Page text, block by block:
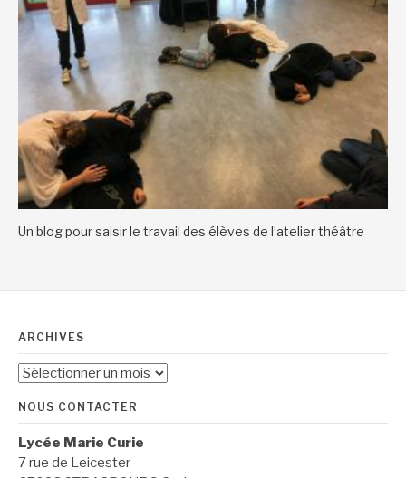
Un blog pour saisir le travail des élèves de l’atelier théâtre
ARCHIVES
Archives
NOUS CONTACTER
Lycée Marie Curie
7 rue de Leicester